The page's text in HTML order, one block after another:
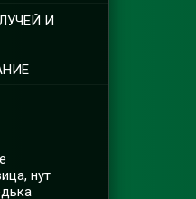
И
нут